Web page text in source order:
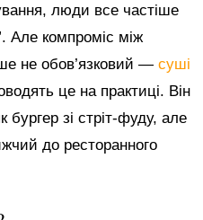
люди все частіше
Але компроміс між
не обов’язковий — суші
це на практиці. Він
зі стріт-фуду, але
до ресторанного